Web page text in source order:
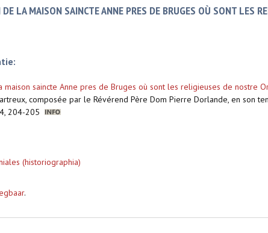
LA MAISON SAINCTE ANNE PRES DE BRUGES OÙ SONT LES
saincte Anne pres de Bruges où sont les religieuses de nostre
composée par le Révérend Père Dom Pierre Dorlande, en son
204-205
(historiographia)
.